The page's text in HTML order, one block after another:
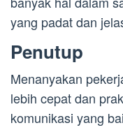
yang padat dan
Penutup
Menanyakan
lebih cepat dan
komunikasi yang